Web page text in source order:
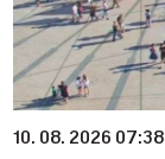
10. 08. 2026 07:38